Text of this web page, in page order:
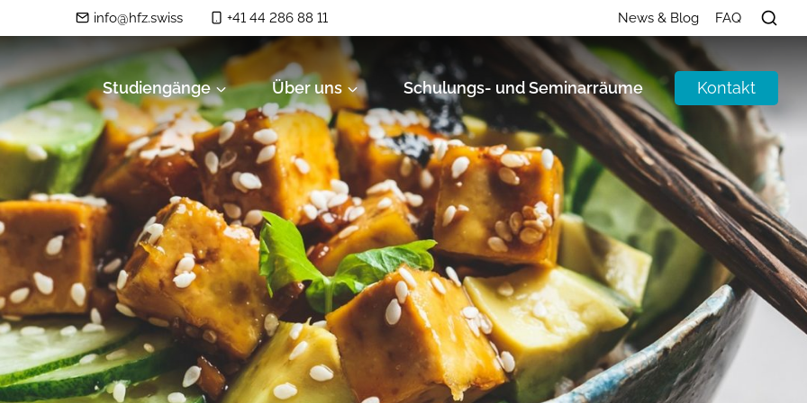
info@hfz.swiss +41 44 286 88 11 News & Blog FAQ
Studiengänge Über uns Schulungs- und Seminarräume Kontakt